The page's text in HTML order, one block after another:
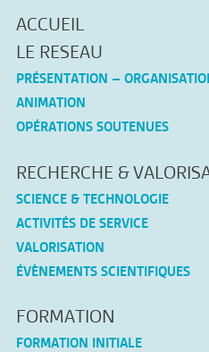
ACCUEIL
LE RESEAU
PRÉSENTATION –
ANIMATION
OPÉRATIONS SOUTENUES
RECHERCHE &
SCIENCE & TECHNOLOGIE
ACTIVITÉS DE SERVICE
VALORISATION
ÉVÈNEMENTS SCIENTIFIQUES
FORMATION
FORMATION INITIALE